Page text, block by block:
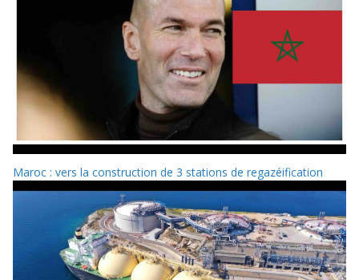
Maroc : vers la construction de 3 stations de regazéification